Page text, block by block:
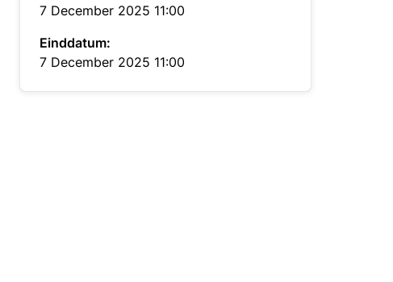
7 December 2025 11:00
Einddatum:
7 December 2025 11:00